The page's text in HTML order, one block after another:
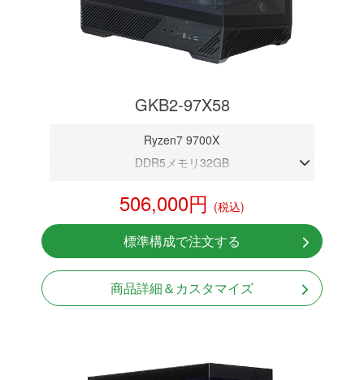
GKB2-97X58
Ryzen7 9700X
DDR5メモリ32GB
NVMeSSD 1TB
無線LAN Bluetooth対応
Windows11 Home 64bit
LCDスクリーン搭載
506,000円 (税込)
標準構成で注文する
商品詳細＆カスタマイズ